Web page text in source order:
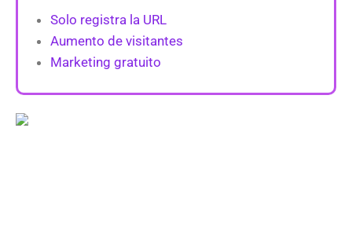
Solo registra la URL
Aumento de visitantes
Marketing gratuito